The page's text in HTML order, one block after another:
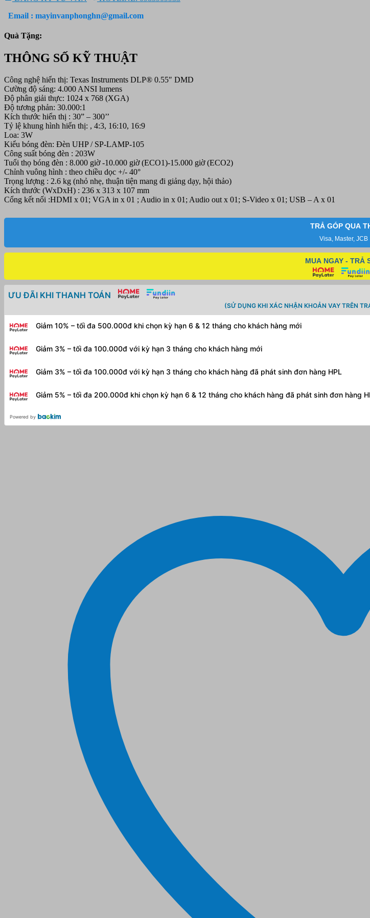
IN115AA
chính
số
lượng
Email : mayinvanphonghn@gmail.com
Quà Tặng:
THÔNG SỐ KỸ THUẬT
Công nghệ hiển thị: Texas Instruments DLP® 0.55″ DMD
Cường độ sáng: 4.000 ANSI lumens
Độ phân giải thực: 1024 x 768 (XGA)
Độ tương phản: 30.000:1
Kích thước hiển thị : 30” – 300’’
Tỷ lệ khung hình hiển thị: , 4:3, 16:10, 16:9
Loa: 3W
Kiểu bóng đèn: Đèn UHP / SP-LAMP-105
Công suất bóng đèn : 203W
Tuổi thọ bóng đèn : 8.000 giờ -10.000 giờ (ECO1)-15.000 giờ (ECO2)
Chỉnh vuông hình : theo chiều dọc +/- 40°
Trọng lượng : 2.6 kg (nhỏ nhẹ, thuận tiện mang đi giảng dạy, hội thảo)
Kích thước (WxDxH) : 236 x 313 x 107 mm
Cổng kết nối :HDMI x 01; VGA in x 01 ; Audio in x 01; Audio out x 01; S-Video x 01; USB – A x 01
TRẢ GÓP QUA
Visa, Master, JCB
MUA NGAY - TRẢ
ƯU ĐÃI KHI THANH TOÁN
(SỬ DỤNG KHI XÁC NHẬN KHOẢN VAY TRÊN
Giảm 10% – tối đa 500.000đ khi chọn kỳ hạn 6 & 12 tháng cho khách hàng mới
Giảm 3% – tối đa 100.000đ với kỳ hạn 3 tháng cho khách hàng mới
Giảm 3% – tối đa 100.000đ với kỳ hạn 3 tháng cho khách hàng đã phát sinh đơn hàng HPL
Giảm 5% – tối đa 200.000đ khi chọn kỳ hạn 6 & 12 tháng cho khách hàng đã phát sinh đơn hàng
Powered by